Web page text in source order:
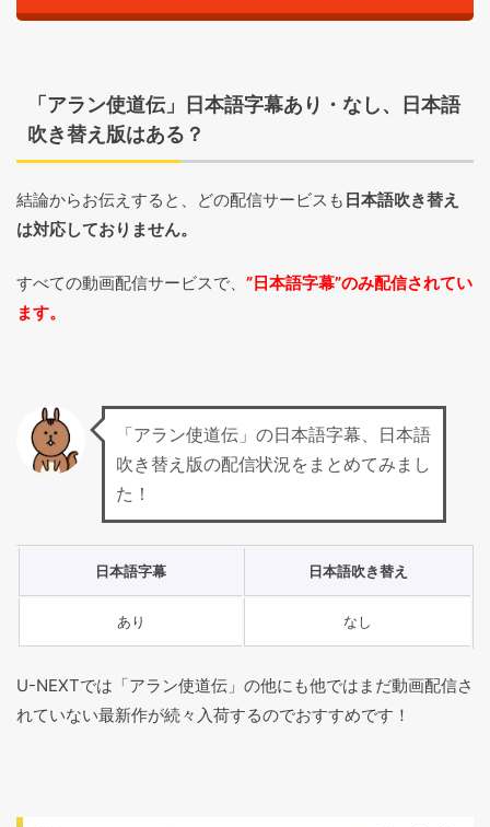
「アラン使道伝」日本語字幕あり・なし、日本語
吹き替え版はある？
結論からお伝えすると、どの配信サービスも 日本語吹き替え
は対応しておりません。
すべての動画配信サービスで、 ”日本語字幕”のみ配信されてい
ます。
「アラン使道伝」の日本語字幕、日本語
吹き替え版の配信状況をまとめてみまし
た！
日本語字幕 日本語吹き替え
あり なし
U-NEXTでは「アラン使道伝」の他にも他ではまだ動画配信さ
れていない最新作が続々入荷するのでおすすめです！